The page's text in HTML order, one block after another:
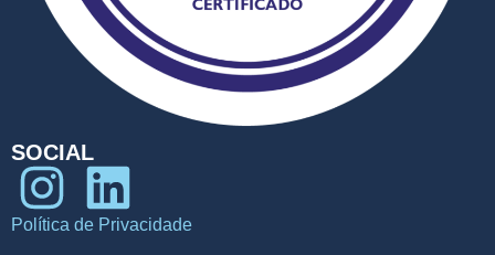
SOCIAL
Política de Privacidade